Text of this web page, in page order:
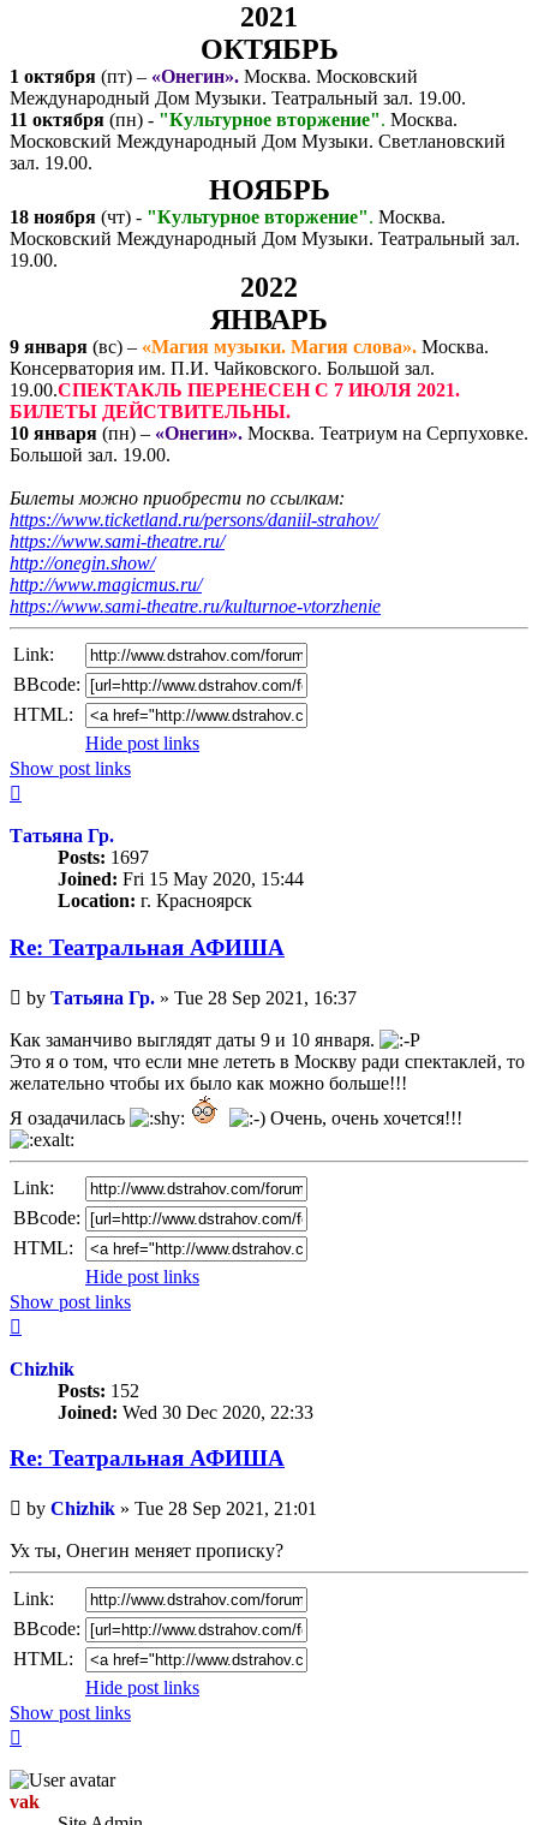
2021
ОКТЯБРЬ
1 октября (пт) – «Онегин». Москва. Московский
Международный Дом Музыки. Театральный зал. 19.00.
11 октября (пн) - "Культурное вторжение". Москва.
Московский Международный Дом Музыки. Светлановский
зал. 19.00.
НОЯБРЬ
18 ноября (чт) - "Культурное вторжение". Москва.
Московский Международный Дом Музыки. Театральный зал.
19.00.
2022
ЯНВАРЬ
9 января (вс) – «Магия музыки. Магия слова». Москва.
Консерватория им. П.И. Чайковского. Большой зал.
19.00.СПЕКТАКЛЬ ПЕРЕНЕСЕН С 7 ИЮЛЯ 2021.
БИЛЕТЫ ДЕЙСТВИТЕЛЬНЫ.
10 января (пн) – «Онегин». Москва. Театриум на Серпуховке.
Большой зал. 19.00.
Билеты можно приобрести по ссылкам:
https://www.ticketland.ru/persons/daniil-strahov/
https://www.sami-theatre.ru/
http://onegin.show/
http://www.magicmus.ru/
https://www.sami-theatre.ru/kulturnoe-vtorzhenie
Link:
BBcode:
HTML:
Hide post links
Show post links
Татьяна Гр.
Posts: 1697
Joined: Fri 15 May 2020, 15:44
Location: г. Красноярск
Re: Театральная АФИША
Unread
post
by Татьяна Гр. » Tue 28 Sep 2021, 16:37
Как заманчиво выглядят даты 9 и 10 января.
Это я о том, что если мне лететь в Москву ради спектаклей, то
желательно чтобы их было как можно больше!!!
Я озадачилась
Очень, очень хочется!!!
Link:
BBcode:
HTML:
Hide post links
Show post links
Chizhik
Posts: 152
Joined: Wed 30 Dec 2020, 22:33
Re: Театральная АФИША
Unread
post
by Chizhik » Tue 28 Sep 2021, 21:01
Ух ты, Онегин меняет прописку?
Link:
BBcode:
HTML:
Hide post links
Show post links
vak